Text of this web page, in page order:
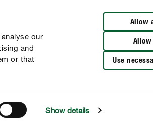
our
and
or that
Show details
Allow
Allow
Use
Encuentra un